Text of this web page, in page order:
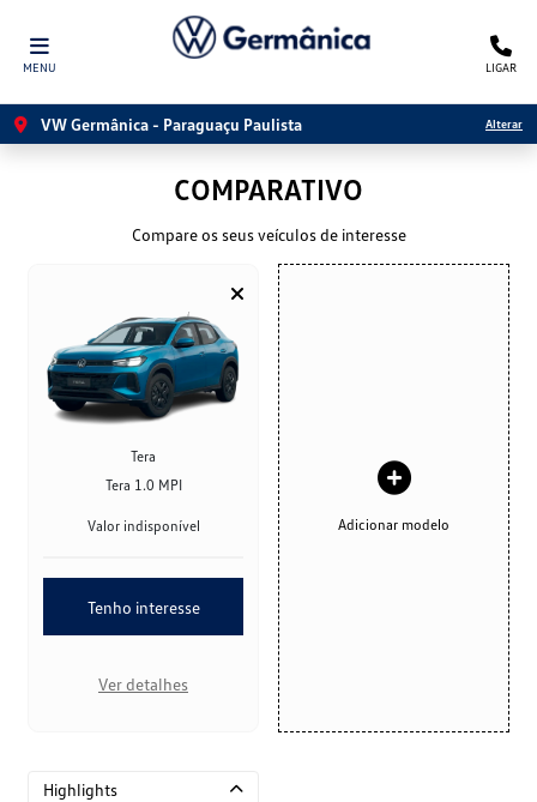
MENU LIGAR
VW Germânica - Paraguaçu Paulista Alterar
COMPARATIVO
Compare os seus veículos de interesse
Tera
Tera 1.0 MPI
Valor indisponível
Tenho interesse
Ver detalhes
Adicionar modelo
Highlights